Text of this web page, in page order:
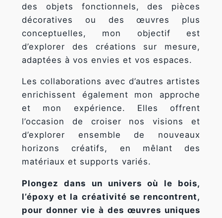
des objets fonctionnels, des pièces
décoratives ou des œuvres plus
conceptuelles, mon objectif est
d’explorer des créations sur mesure,
adaptées à vos envies et vos espaces.
Les collaborations avec d’autres artistes
enrichissent également mon approche
et mon expérience. Elles offrent
l’occasion de croiser nos visions et
d’explorer ensemble de nouveaux
horizons créatifs, en mêlant des
matériaux et supports variés.
Plongez dans un univers où le bois,
l’époxy et la créativité se rencontrent,
pour donner vie à des œuvres uniques
Marketing
En partageant
votre intérêt
et votre
comportement
lorsque vous
visitez notre
augmentez les
chances de
voir du
contenu et
des offres
personnalisés.